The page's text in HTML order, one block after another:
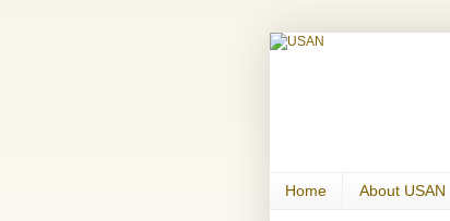
Home About USAN